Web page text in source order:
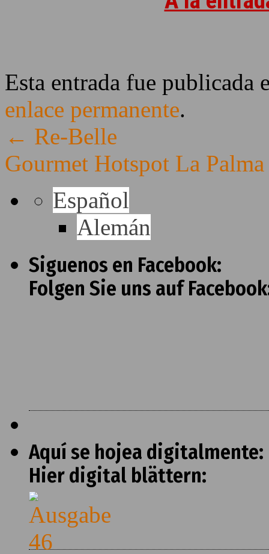
Esta entrada fue publicada
enlace permanente.
← Re-Belle
Gourmet Hotspot La
Español
Alemán
Siguenos en Facebook:
Folgen Sie uns auf
Aquí se hojea digitalmente:
Hier digital blättern: